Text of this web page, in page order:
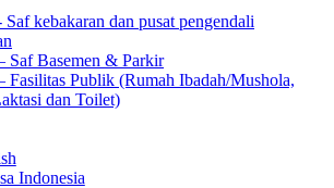
kebakaran dan pusat pengendali
Saf Basemen & Parkir
Fasilitas Publik (Rumah Ibadah/Mushola,
dan Toilet)
Indonesia